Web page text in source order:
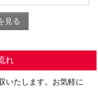
見る
れ
いたします。お気軽に